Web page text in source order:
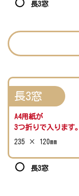
長3窓
長3窓
A4用紙が
3つ折りで入ります。
235 × 120mm
長3窓